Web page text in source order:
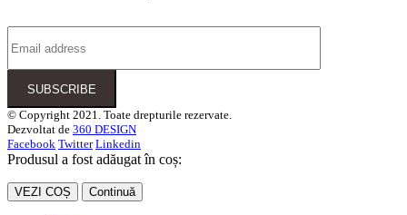
© Copyright 2021. Toate drepturile rezervate.
Dezvoltat de 360 DESIGN
Facebook Twitter Linkedin
Produsul a fost adăugat în coș:
VEZI COȘ Continuă